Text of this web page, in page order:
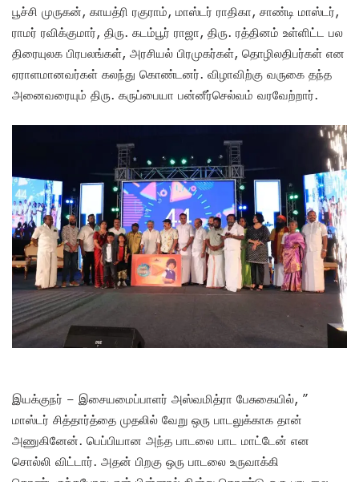
பூச்சி முருகன், காயத்ரி ரகுராம், மாஸ்டர் ராதிகா, சாண்டி மாஸ்டர்,
ராமர் ரவிக்குமார், திரு. கடம்பூர் ராஜா, திரு. ரத்தினம் உள்ளிட்ட பல
திரையுலக பிரபலங்கள், அரசியல் பிரமுகர்கள், தொழிலதிபர்கள் என
ஏராளமானவர்கள் கலந்து கொண்டனர். விழாவிற்கு வருகை தந்த
அனைவரையும் திரு. கருப்பையா பன்னீர்செல்வம் வரவேற்றார்.
இயக்குநர் – இசையமைப்பாளர் அஸ்வமித்ரா பேசுகையில், ”
மாஸ்டர் சித்தார்த்தை முதலில் வேறு ஒரு பாடலுக்காக தான்
அணுகினேன். பெப்பியான அந்த பாடலை பாட மாட்டேன் என
சொல்லி விட்டார். அதன் பிறகு ஒரு பாடலை உருவாக்கி